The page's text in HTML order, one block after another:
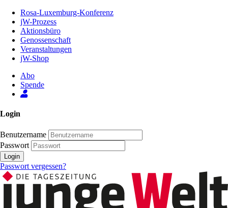
Inhalt
Seite
Rosa-Luxemburg-Konferenz
jW-Prozess
Aktionsbüro
Genossenschaft
Veranstaltungen
jW-Shop
Abo
Spende
Login
Benutzername
Passwort
Login
Passwort vergessen?